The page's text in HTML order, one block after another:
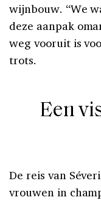
wijnbouw. “We
deze aanpak
weg vooruit is
trots.
Een
De reis van
vrouwen in